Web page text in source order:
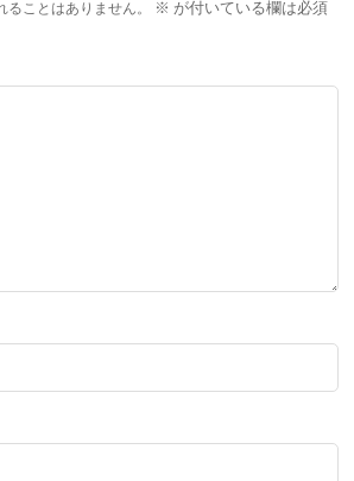
ることはありません。 ※ が付いている欄は必須